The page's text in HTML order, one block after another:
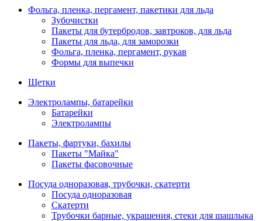
Фольга, пленка, пергамент, пакетики для льда
Зубочистки
Пакеты для бутербродов, завтроков, для льда
Пакеты для льда, для заморозки
Фольга, пленка, пергамент, рукав
Формы для выпечки
Щетки
Электролампы, батарейки
Батарейки
Электролампы
Пакеты, фартуки, бахилы
Пакеты "Майка"
Пакеты фасовочные
Посуда одноразовая, трубочки, скатерти
Посуда одноразовая
Скатерти
Трубочки барные, украшения, стеки для шашлыка